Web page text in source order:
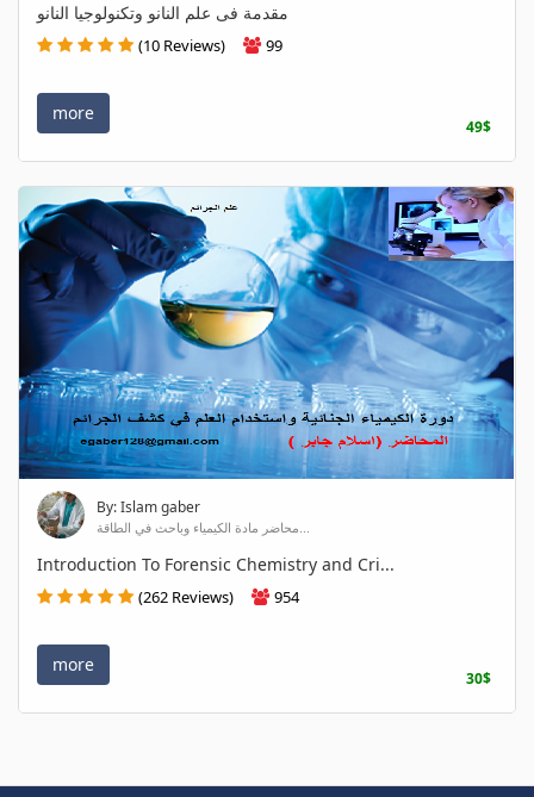
مقدمة فى علم النانو وتكنولوجيا النانو
(10 Reviews) 99
more
49$
By: Islam gaber
محاضر مادة الكيمياء وباحث في الطاقة...
Introduction To Forensic Chemistry and Cri...
(262 Reviews) 954
more
30$